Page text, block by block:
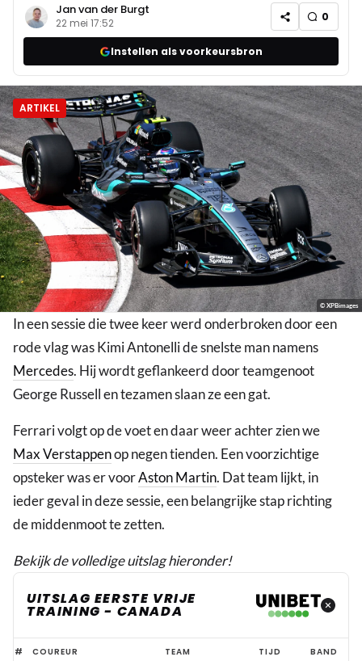
Jan van der Burgt
22 mei 17:52 0
Instellen als voorkeursbron
ARTIKEL
© XPBimages
In een sessie die twee keer werd onderbroken door een
rode vlag was Kimi Antonelli de snelste man namens
Mercedes. Hij wordt geflankeerd door teamgenoot
George Russell en tezamen slaan ze een gat.
Ferrari volgt op de voet en daar weer achter zien we
Max Verstappenop negen tienden. Een voorzichtige
opsteker was er voorAston Martin. Dat team lijkt, in
ieder geval in deze sessie, een belangrijke stap richting
de middenmoot te zetten.
Bekijk de volledige uitslag hieronder!
UITSLAG EERSTE VRIJE
TRAINING - CANADA
Uitslag
# COUREUR TEAM TIJD BAND